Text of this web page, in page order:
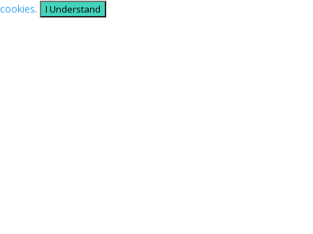
cookies. I Understand